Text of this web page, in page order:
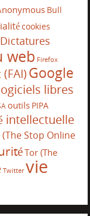
Bull
cookies
Dictatures
web Firefox
Google
libres
outils PIPA
intellectuelle
(The Stop Online
Tor (The
Twitter vie